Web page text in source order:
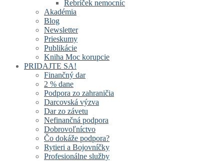
Rebríček nemocníc
Akadémia
Blog
Newsletter
Prieskumy
Publikácie
Kniha Moc korupcie
PRIDAJTE SA!
Finančný dar
2 % dane
Podpora zo zahraničia
Darcovská výzva
Dar zo závetu
Nefinančná podpora
Dobrovoľníctvo
Čo dokáže podpora?
Rytieri a Bojovníčky
Profesionálne služby